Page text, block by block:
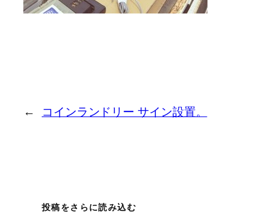
← コインランドリー サイン設置。
投稿をさらに読み込む